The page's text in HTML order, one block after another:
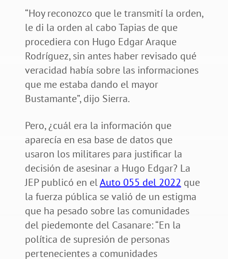
“Hoy reconozco que le transmití la orden,
le di la orden al cabo Tapias de que
procediera con Hugo Edgar Araque
Rodríguez, sin antes haber revisado qué
veracidad había sobre las informaciones
que me estaba dando el mayor
Bustamante”, dijo Sierra.
Pero, ¿cuál era la información que
aparecía en esa base de datos que
usaron los militares para justificar la
decisión de asesinar a Hugo Edgar? La
JEP publicó en elAuto 055 del 2022 que
la fuerza pública se valió de un estigma
que ha pesado sobre las comunidades
del piedemonte del Casanare: “En la
política de supresión de personas
pertenecientes a comunidades